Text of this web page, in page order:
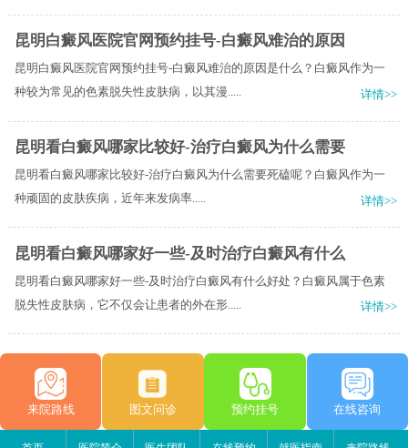
昆明白癜风医院官网预约挂号-白癜风难治的原因
昆明白癜风医院官网预约挂号-白癜风难治的原因是什么？白癜风作为一
种较为常见的色素脱失性皮肤病，以其漫.....
详情>>
昆明看白癜风哪家比较好-治疗白癜风为什么需要
昆明看白癜风哪家比较好-治疗白癜风为什么需要死磕​呢？白癜风作为一
种顽固的皮肤疾病，近年来发病率.....
详情>>
昆明看白癜风哪家好一些-及时治疗白癜风有什么
昆明看白癜风哪家好一些-及时治疗白癜风有什么好处？白癜风属于色素
脱失性皮肤病，它不仅会让患者的外在形.....
详情>>
来院路线 图文问诊 预约挂号 在线咨询